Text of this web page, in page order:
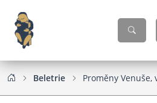
Beletrie Proměny Venuše,